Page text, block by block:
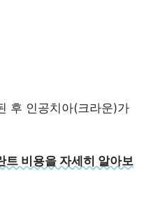
후 인공치아(크라운)가
트 비용을 자세히 알아보